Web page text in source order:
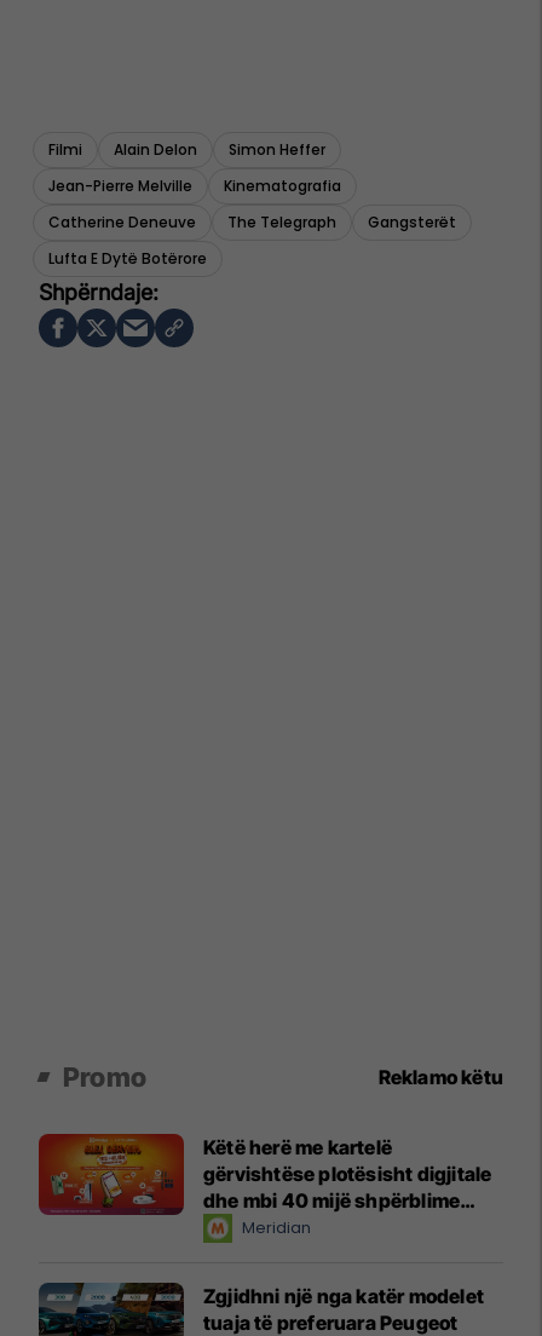
Filmi Alain Delon
Simon Heffer
Jean-Pierre Melville
Kinematografia
Catherine Deneuve
The Telegraph
Gangsterët
Lufta E Dytë Botërore
Promo Reklamo këtu
Këtë herë me kartelë
gërvishtëse plotësisht digjitale
dhe mbi 40 mijë shpërblime
instant!Meridian
Zgjidhni një nga katër modelet
tuaja të preferuara Peugeot